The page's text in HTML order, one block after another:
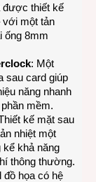
được thiết kế
với một tản
ống 8mm
: Một
sau card giúp
năng nhanh
mềm.
kế mặt sau
nhiệt một
kể khả năng
thông thường.
đồ họa có hệ